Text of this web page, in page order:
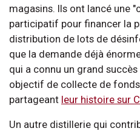
magasins. Ils ont lancé une
participatif pour financer la
distribution de lots de
que la demande déjà
qui a connu un grand
objectif de collecte de fonds
partageant leur histoire sur
Un autre distillerie qui